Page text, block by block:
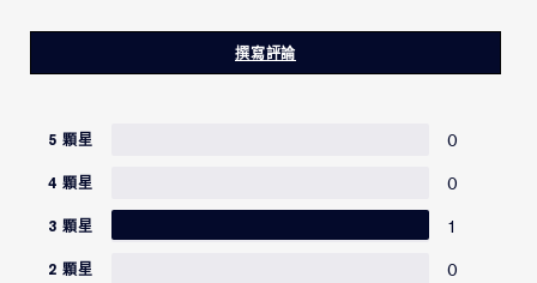
Protein\Proteine Du Petit-Lait, Caffeine, Thermus
Thermophillus Ferment, Algae Extract, Laminaria
Digitata Extract, Artemia Extract, Acetyl Hexapeptide-
Trehalose, Sorbitol, Glycerin, Decarboxy Carnosine
Hcl, Cholesterol, Isohexadecane, Acetyl Glucosamine,
Myristyl Myristate, Cetearyl Glucoside, Tetradecyl
Aminobutyroylvalylaminobutyric Urea Trifluoroacetate,
Propylene Glycol Dicaprylate, Aminopropyl Ascorbyl
Phosphate, Caprylyl Glycol, Acrylates/C10-30 Alkyl
撰寫評論
5 顆星 0
4 顆星 0
3 顆星 1
2 顆星 0